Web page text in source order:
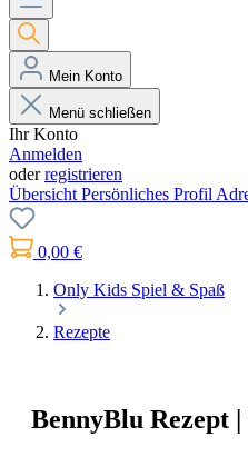
Mein Konto
Menü schließen
Ihr Konto
Anmelden
oderregistrieren
Übersicht Persönliches Profil
0,00 €
Only Kids Spiel & Spaß
Rezepte
BennyBlu Rezept |